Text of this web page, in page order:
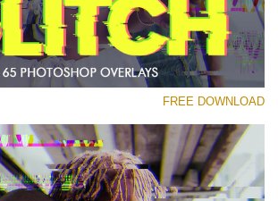
Small 800*533px
Glitch Effect
(65 Overlays)
Bokeh Complete Collection (650 Overlays)
Large 6000*4000px
FREE DOWNLOAD